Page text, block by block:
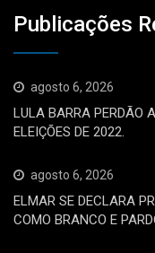
Publicações
agosto 6, 2026
LULA BARRA PERDÃO
ELEIÇÕES DE 2022.
agosto 6, 2026
ELMAR SE DECLARA
COMO BRANCO E